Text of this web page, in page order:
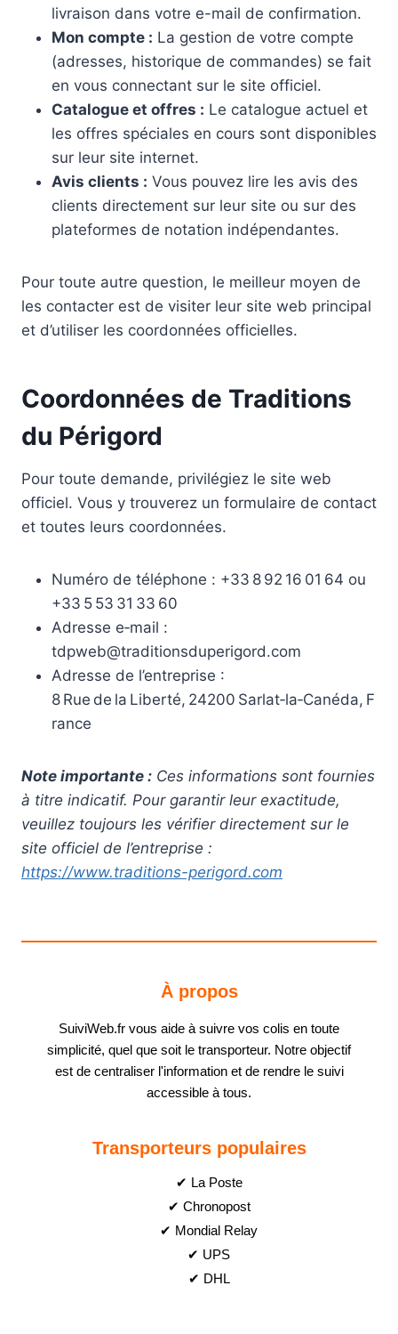
livraison dans votre e-mail de confirmation.
Mon compte : La gestion de votre compte
(adresses, historique de commandes) se fait
en vous connectant sur le site officiel.
Catalogue et offres : Le catalogue actuel et
les offres spéciales en cours sont disponibles
sur leur site internet.
Avis clients : Vous pouvez lire les avis des
clients directement sur leur site ou sur des
plateformes de notation indépendantes.
Pour toute autre question, le meilleur moyen de
les contacter est de visiter leur site web principal
et d’utiliser les coordonnées officielles.
Coordonnées de Traditions
du Périgord
Pour toute demande, privilégiez le site web
officiel. Vous y trouverez un formulaire de contact
et toutes leurs coordonnées.
Numéro de téléphone : +33 8 92 16 01 64 ou
+33 5 53 31 33 60
Adresse e‑mail :
tdpweb@traditionsduperigord.com
Adresse de l’entreprise :
8 Rue de la Liberté, 24200 Sarlat‑la‑Canéda, F
rance
Note importante : Ces informations sont fournies
à titre indicatif. Pour garantir leur exactitude,
veuillez toujours les vérifier directement sur le
site officiel de l’entreprise :
https://www.traditions-perigord.com
À propos
SuiviWeb.fr vous aide à suivre vos colis en toute
simplicité, quel que soit le transporteur. Notre objectif
est de centraliser l'information et de rendre le suivi
accessible à tous.
Transporteurs populaires
✔ La Poste
✔ Chronopost
✔ Mondial Relay
✔ UPS
✔ DHL